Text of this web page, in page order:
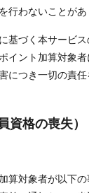
行わないことがあ
基づく本サービ
イント加算対象
につき一切の責任
資格の喪失）
算対象者が以下